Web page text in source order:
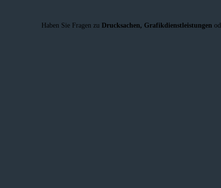
Haben Sie Fragen zu Drucksachen, Grafikdienstleistungen